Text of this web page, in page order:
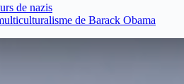
de nazis
de Barack Obama